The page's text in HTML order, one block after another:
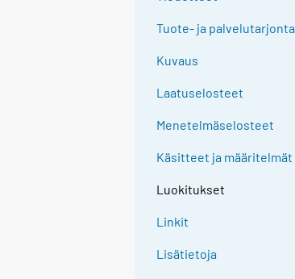
Tuote- ja palvelutarjonta
Kuvaus
Laatuselosteet
Menetelmäselosteet
Käsitteet ja määritelmät
Luokitukset
Linkit
Lisätietoja